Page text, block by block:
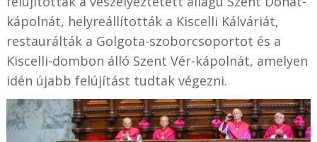
kápolnát, helyreállították a Kiscelli Kálváriát,
restaurálták a Golgota-szoborcsoportot és a
Kiscelli-dombon álló Szent Vér-kápolnát, amelyen
idén újabb felújítást tudtak végezni.